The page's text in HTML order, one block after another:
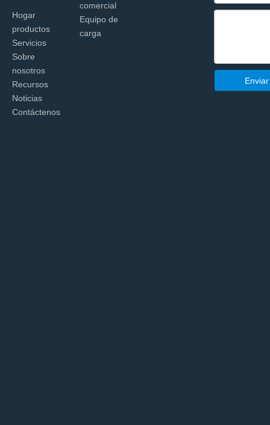
Hogar
productos
Servicios
Sobre
nosotros
Recursos
Noticias
Contáctenos
comercial
Equipo de
carga
Enviar